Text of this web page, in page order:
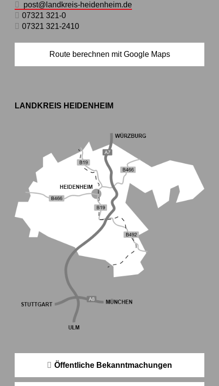
post@landkreis-heidenheim.de
07321 321-0
07321 321-2410
Route berechnen mit Google Maps
LANDKREIS HEIDENHEIM
Öffentliche Bekanntmachungen